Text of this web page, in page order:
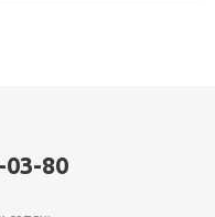
03-80